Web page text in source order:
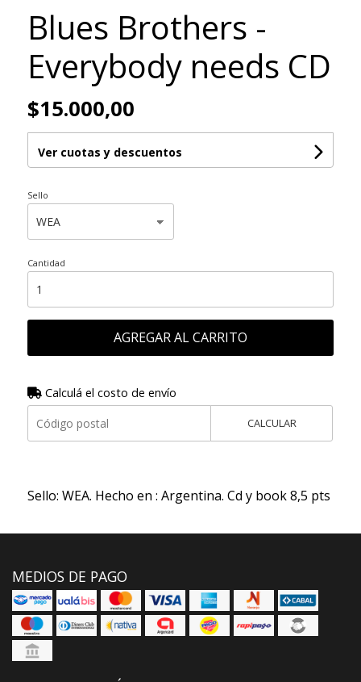
Blues Brothers -
Everybody needs CD
$15.000,00
Ver cuotas y descuentos
Sello
Cantidad
AGREGAR AL CARRITO
Calculá el costo de envío
CALCULAR
Sello: WEA. Hecho en : Argentina. Cd y book 8,5 pts
MEDIOS DE PAGO